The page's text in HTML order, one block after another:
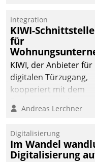
Integration
KIWI-Schnittstelle
für
KIWI, der Anbieter für
digitalen Türzugang,
kooperiert mit dem
Andreas Lerchner
Digitalisierung
Im Wandel
Digitalisierung